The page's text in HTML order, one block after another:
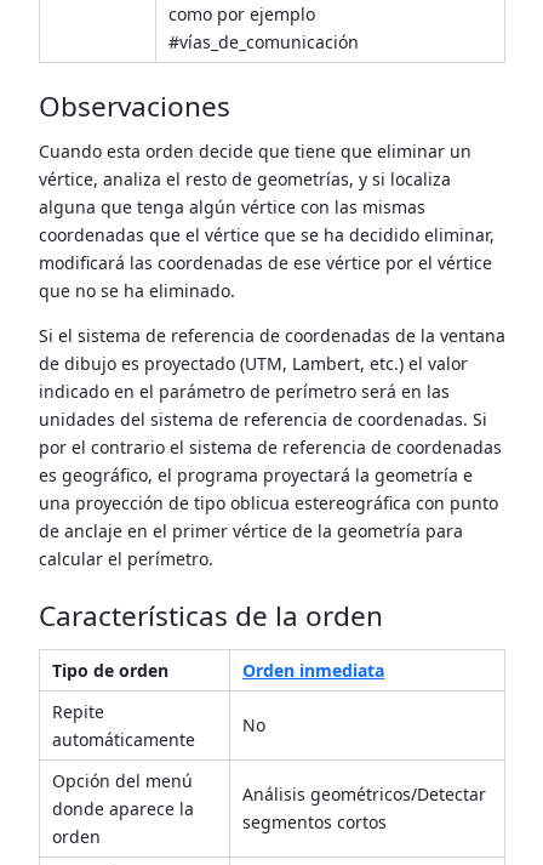
como por ejemplo
#vías_de_comunicación
Observaciones
Cuando esta orden decide que tiene que eliminar un
vértice, analiza el resto de geometrías, y si localiza
alguna que tenga algún vértice con las mismas
coordenadas que el vértice que se ha decidido eliminar,
modificará las coordenadas de ese vértice por el vértice
que no se ha eliminado.
Si el sistema de referencia de coordenadas de la ventana
de dibujo es proyectado (UTM, Lambert, etc.) el valor
indicado en el parámetro de perímetro será en las
unidades del sistema de referencia de coordenadas. Si
por el contrario el sistema de referencia de coordenadas
es geográfico, el programa proyectará la geometría e
una proyección de tipo oblicua estereográfica con punto
de anclaje en el primer vértice de la geometría para
calcular el perímetro.
Características de la orden
Tipo de orden
Orden inmediata
Repite
automáticamente
No
Opción del menú
donde aparece la
orden
Análisis geométricos/Detectar
segmentos cortos